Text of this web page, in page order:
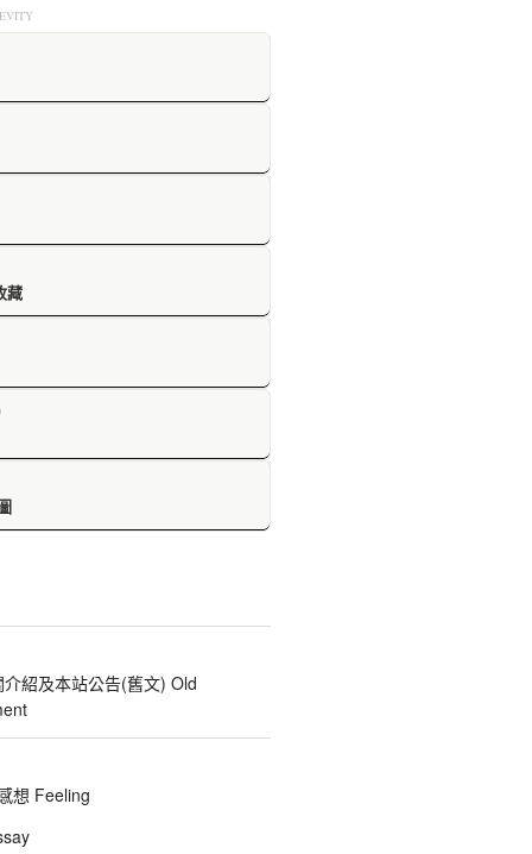
藏
紹及本站公告(舊文) Old
想 Feeling